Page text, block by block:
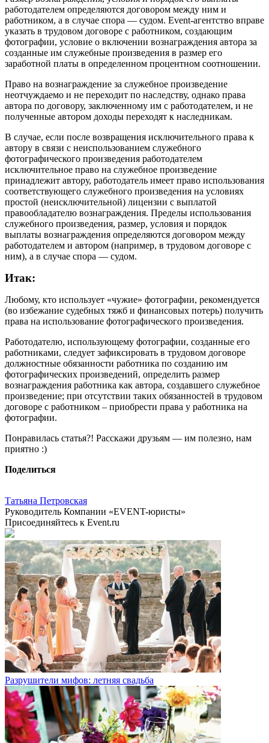
работодателем определяются договором между ним и
работником, а в случае спора — судом. Event-агентство вправе
указать в трудовом договоре с работником, создающим
фотографии, условие о включении вознаграждения автора за
созданные им служебные произведения в размер его
заработной платы в определенном процентном соотношении.
Право на вознаграждение за служебное произведение
неотчуждаемо и не переходит по наследству, однако права
автора по договору, заключенному им с работодателем, и не
полученные автором доходы переходят к наследникам.
В случае, если после возвращения исключительного права к
автору в связи с неиспользованием служебного
фотографического произведения работодателем
исключительное право на служебное произведение
принадлежит автору, работодатель имеет право использования
соответствующего служебного произведения на условиях
простой (неисключительной) лицензии с выплатой
правообладателю вознаграждения. Пределы использования
служебного произведения, размер, условия и порядок
выплаты вознаграждения определяются договором между
работодателем и автором (например, в трудовом договоре с
ним), а в случае спора — судом.
Итак:
Любому, кто использует «чужие» фотографии, рекомендуется
(во избежание судебных тяжб и финансовых потерь) получить
права на использование фотографического произведения.
Работодателю, использующему фотографии, созданные его
работниками, следует зафиксировать в трудовом договоре
должностные обязанности работника по созданию им
фотографических произведений, определить размер
вознаграждения работника как автора, создавшего служебное
произведение; при отсутствии таких обязанностей в трудовом
договоре с работником – приобрести права у работника на
фотографии.
Понравилась статья?! Расскажи друзьям — им полезно, нам
приятно :)
Поделиться
Татьяна Петровская
Руководитель Компании «EVENT-юристы»
Присоединяйтесь к Event.ru
Разрушители мифов: летняя свадьба